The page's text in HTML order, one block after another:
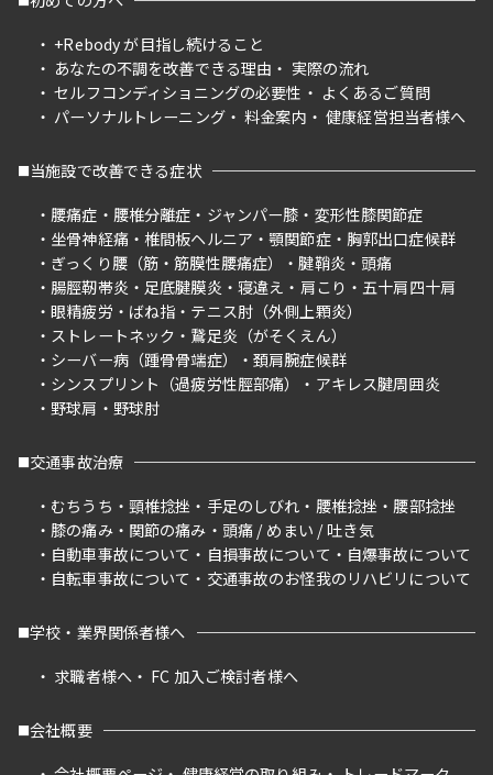
+Rebody が目指し続けること
あなたの不調を改善できる理由
実際の流れ
セルフコンディショニングの必要性
よくあるご質問
パーソナルトレーニング
料金案内 健康経営担当者様へ
当施設で改善できる症状
腰痛症
腰椎分離症 ジャンパー膝
変形性膝関節症
坐骨神経痛
椎間板ヘルニア 顎関節症
胸郭出口症候群
ぎっくり腰（筋・筋膜性腰痛症）
腱鞘炎
頭痛
腸脛靭帯炎
足底腱膜炎 寝違え 肩こり
五十肩四十肩
眼精疲労
ばね指
テニス肘（外側上顆炎）
ストレートネック
鵞足炎（がそくえん）
シーバー病（踵骨骨端症）
頚肩腕症候群
シンスプリント（過疲労性脛部痛）
アキレス腱周囲炎
野球肩
野球肘
交通事故治療
むちうち
頸椎捻挫 手足のしびれ 腰椎捻挫
腰部捻挫
膝の痛み
関節の痛み
頭痛 / めまい / 吐き気
自動車事故について
自損事故について
自爆事故について
自転車事故について
交通事故のお怪我のリハビリについて
学校・業界関係者様へ
求職者様へ
FC 加入ご検討者様へ
会社概要